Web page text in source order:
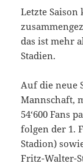
Letzte Saison
das ist mehr
Stadien.
Auf die neue
Mannschaft,
54‘600 Fans
folgen der 1.
Stadion)
Fritz-Walter-